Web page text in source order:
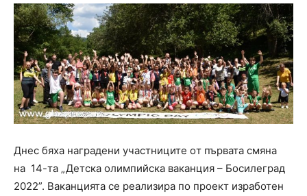
Днес бяха наградени участниците oт първата смяна
на 14-та „Детска олимпийска ваканция – Босилеград
2022”. Ваканцията се реализира по проект изработен